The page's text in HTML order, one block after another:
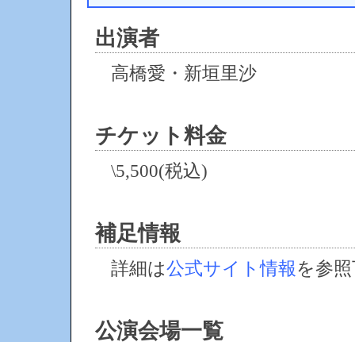
出演者
高橋愛・新垣里沙
チケット料金
\5,500(税込)
補足情報
詳細は公式サイト情報を参
公演会場一覧